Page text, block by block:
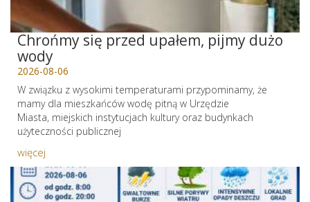
Chrońmy się przed upałem, pijmy dużo
wody
2026-08-06
W związku z wysokimi temperaturami przypominamy, że
mamy dla mieszkańców wodę pitną w Urzędzie
Miasta, miejskich instytucjach kultury oraz budynkach
użyteczności publicznej
więcej